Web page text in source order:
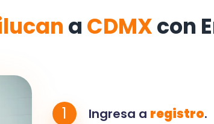
a CDMXcon
1 Ingresa a registro.